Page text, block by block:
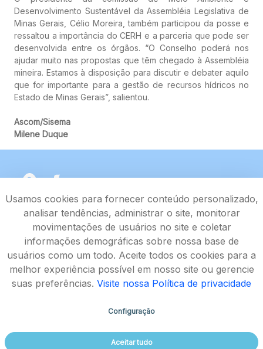
Desenvolvimento Sustentável da Assembléia Legislativa de
Minas Gerais, Célio Moreira, também participou da posse e
ressaltou a importância do CERH e a parceria que pode ser
desenvolvida entre os órgãos. “O Conselho poderá nos
ajudar muito nas propostas que têm chegado à Assembléia
mineira. Estamos à disposição para discutir e debater aquilo
que for importante para a gestão de recursos hídricos no
Estado de Minas Gerais”, salientou.
Ascom/Sisema
Milene Duque
Rodovia João Paulo II, 4143, Bairro Serra Verde - CEP
Usamos cookies para fornecer conteúdo personalizado,
analisar tendências, administrar o site, monitorar
movimentações de usuários no site e coletar
informações demográficas sobre nossa base de
usuários como um todo. Aceite todos os cookies para a
melhor experiência possível em nosso site ou gerencie
suas preferências. Visite nossa Política de privacidade
Configuração
Aceitar tudo